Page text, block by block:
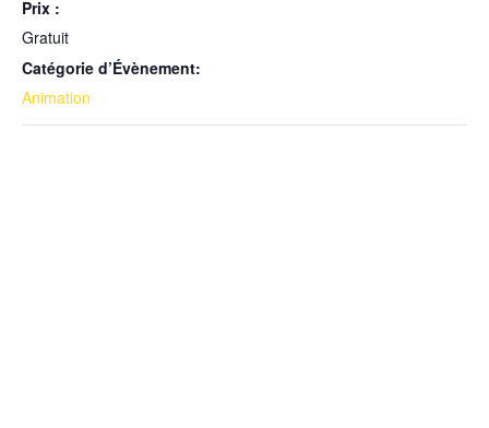
Prix :
Gratuit
Catégorie d’Évènement:
Animation